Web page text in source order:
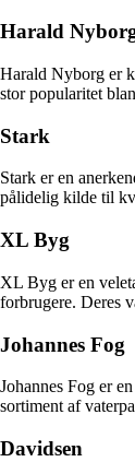
Harald
Harald Nyborg er
stor popularitet
Stark
Stark er en
pålidelig kilde til
XL Byg
XL Byg er en
forbrugere. Deres
Johannes Fog
Johannes Fog er
sortiment af
Davidsen